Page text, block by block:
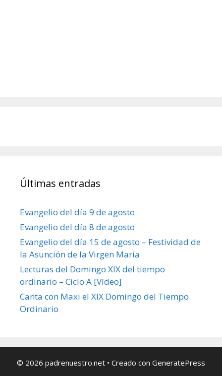
Últimas entradas
Evangelio del día 9 de agosto
Evangelio del día 8 de agosto
Evangelio del día 15 de agosto – Festividad de
la Asunción de la Virgen María
Lecturas del Domingo XIX del tiempo
ordinario – Ciclo A [Vídeo]
Canta con Maxi el XIX Domingo del Tiempo
Ordinario
© 2026 padrenuestro.net • Creado con GeneratePress